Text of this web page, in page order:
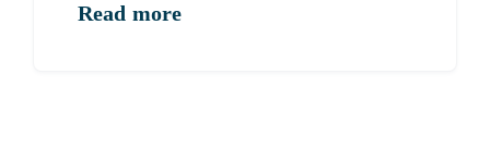
Read more